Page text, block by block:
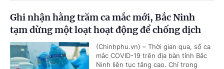
Ghi nhận hằng trăm ca mắc mới, Bắc Ninh
tạm dừng một loạt hoạt động để chống dịch
(Chinhphu.vn) – Thời gian qua, số ca
mắc COVID-19 trên địa bàn tỉnh Bắc
Ninh liên tục tăng cao. Chỉ trong